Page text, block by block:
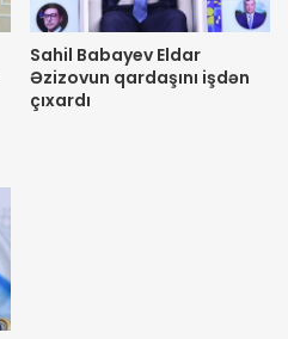
Sahil Babayev Eldar
Əzizovun qardaşını işdən
çıxardı